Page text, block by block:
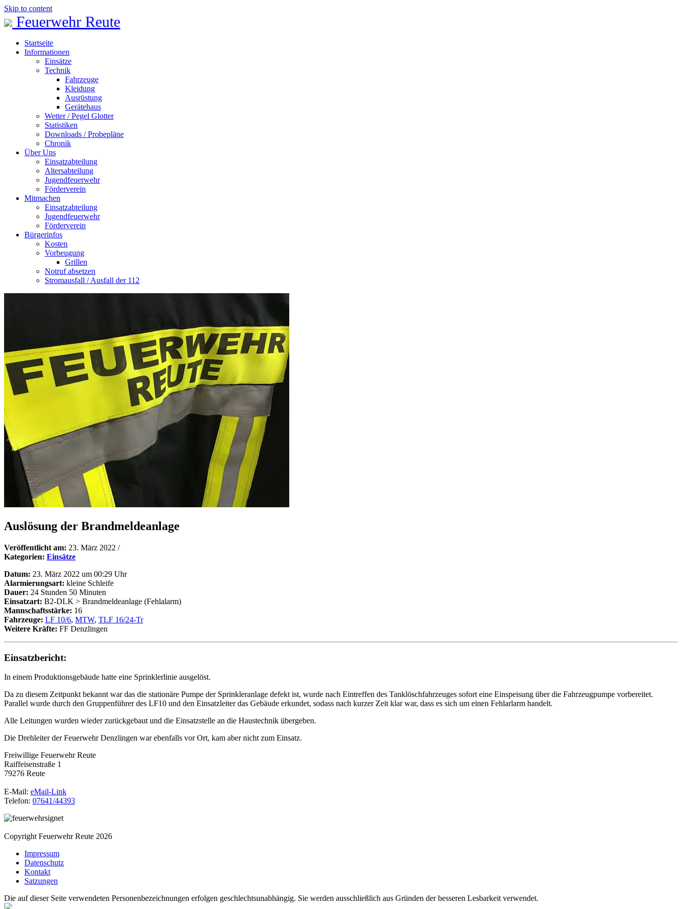
Skip to content
Feuerwehr Reute
Startseite
Informationen
Einsätze
Technik
Fahrzeuge
Kleidung
Ausrüstung
Gerätehaus
Wetter / Pegel Glotter
Statistiken
Downloads / Probepläne
Chronik
Über Uns
Einsatzabteilung
Altersabteilung
Jugendfeuerwehr
Förderverein
Mitmachen
Einsatzabteilung
Jugendfeuerwehr
Förderverein
Bürgerinfos
Kosten
Vorbeugung
Grillen
Notruf absetzen
Stromausfall / Ausfall der 112
Auslösung der Brandmeldeanlage
Veröffentlicht am: 23. März 2022 /
Kategorien: Einsätze
Datum: 23. März 2022 um 00:29 Uhr
Alarmierungsart: kleine Schleife
Dauer: 24 Stunden 50 Minuten
Einsatzart: B2-DLK > Brandmeldeanlage (Fehlalarm)
Mannschaftsstärke: 16
Fahrzeuge: LF 10/6, MTW, TLF 16/24-Tr
Weitere Kräfte: FF Denzlingen
Einsatzbericht:
In einem Produktionsgebäude hatte eine Sprinklerlinie ausgelöst.
Da zu diesem Zeitpunkt bekannt war das die stationäre Pumpe der Sprinkleranlage defekt ist, wurde nach Eintreffen des Tanklöschfahrzeuges sofort eine Einspeisung über die Fahrzeugpumpe vorbereitet.
Parallel wurde durch den Gruppenführer des LF10 und den Einsatzleiter das Gebäude erkundet, sodass nach kurzer Zeit klar war, dass es sich um einen Fehlarlarm handelt.
Alle Leitungen wurden wieder zurückgebaut und die Einsatzstelle an die Haustechnik übergeben.
Die Drehleiter der Feuerwehr Denzlingen war ebenfalls vor Ort, kam aber nicht zum Einsatz.
Freiwillige Feuerwehr Reute
Raiffeisenstraße 1
79276 Reute
E-Mail: eMail-Link
Telefon: 07641/44393
Copyright Feuerwehr Reute 2026
Impressum
Datenschutz
Kontakt
Satzungen
Die auf dieser Seite verwendeten Personenbezeichnungen erfolgen geschlechtsunabhängig. Sie werden ausschließlich aus Gründen der besseren Lesbarkeit verwendet.